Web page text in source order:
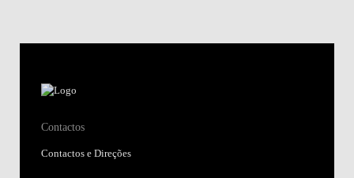
Contactos
Contactos e Direções